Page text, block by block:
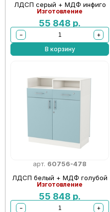
ЛДСП серый + МДФ инфиго
Изготовление
55 848 р.
−
+
В корзину
арт. 60756-478
ЛДСП белый + МДФ голубой
Изготовление
55 848 р.
−
+